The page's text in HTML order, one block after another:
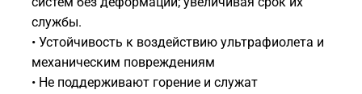
службы.
• Устойчивость к воздействию ультрафиолета и
механическим повреждениям
• Не поддерживают горение и служат